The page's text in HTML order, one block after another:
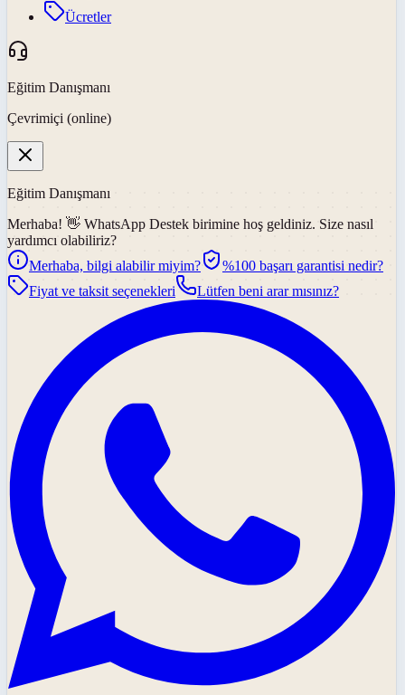
Ücretler
Eğitim Danışmanı
Çevrimiçi (online)
Eğitim Danışmanı
Merhaba! 👋 WhatsApp Destek birimine hoş geldiniz. Size nasıl
yardımcı olabiliriz?
Merhaba, bilgi alabilir miyim?
%100 başarı garantisi nedir?
Fiyat ve taksit seçenekleri
Lütfen beni arar mısınız?